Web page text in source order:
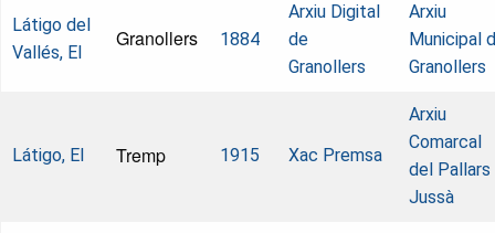
Látigo del
Vallés, El
Granollers 1884
Arxiu Digital
de
Granollers
Arxiu
Municipal
Granollers
Látigo, El Tremp 1915 Xac Premsa
Arxiu
Comarcal
del Pallars
Jussà